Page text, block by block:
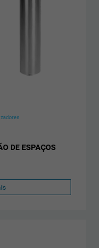
DE ESPAÇOS